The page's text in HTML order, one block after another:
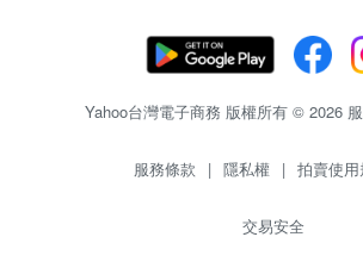
Yahoo台灣電子商務 版權所有 © 2026
服務條款 | 隱私權 | 拍賣使
交易安全